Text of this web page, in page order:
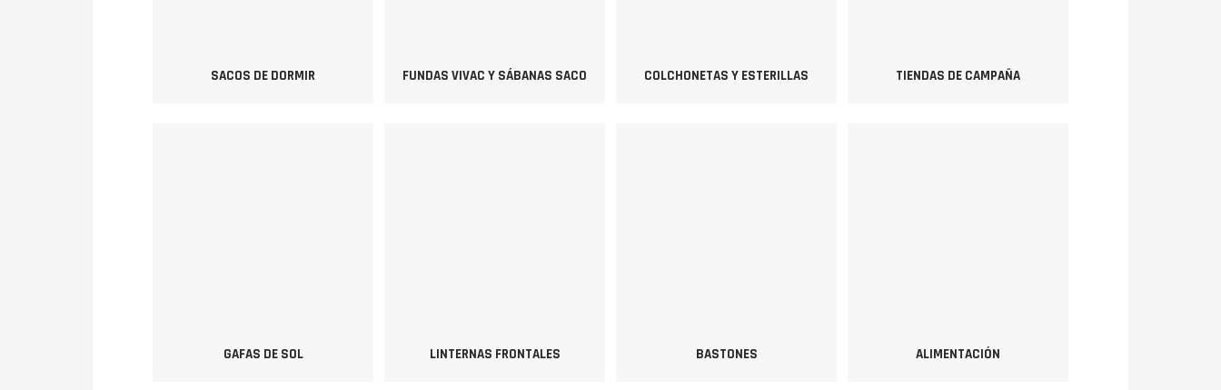
SACOS DE DORMIR FUNDAS VIVAC Y SÁBANAS SACO COLCHONETAS Y ESTERILLAS TIENDAS DE CAMPAÑA
GAFAS DE SOL LINTERNAS FRONTALES BASTONES ALIMENTACIÓN